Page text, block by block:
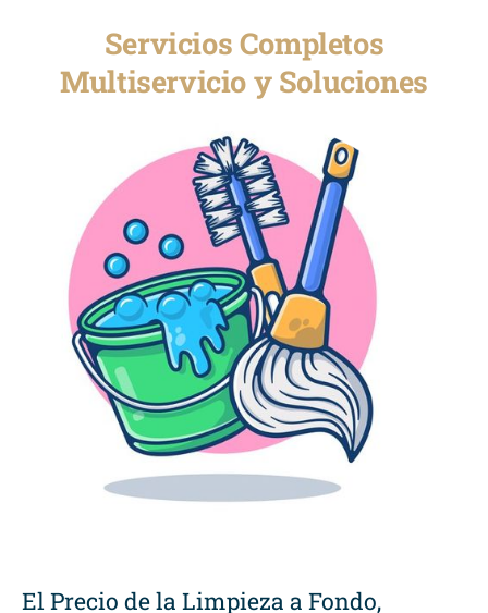
Servicios Completos
Multiservicio y Soluciones
El Precio de la Limpieza a Fondo,